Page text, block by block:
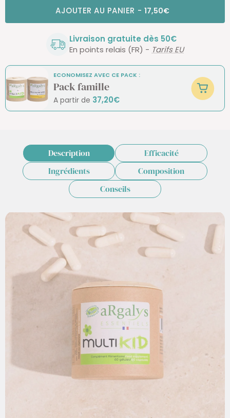
AJOUTER AU PANIER - 17,50€
Livraison gratuite dès 50€
En points relais (FR) - Tarifs EU
ECONOMISEZ AVEC CE PACK :
Pack famille
A partir de 37,20€
Description
Efficacité
Ingrédients
Composition
Conseils